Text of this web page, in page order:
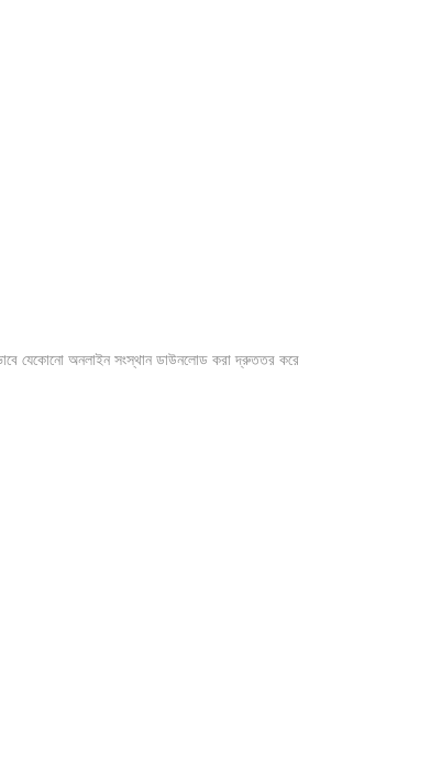
যেকোনো অনলাইন সংস্থান ডাউনলোড করা দ্রুততর করে